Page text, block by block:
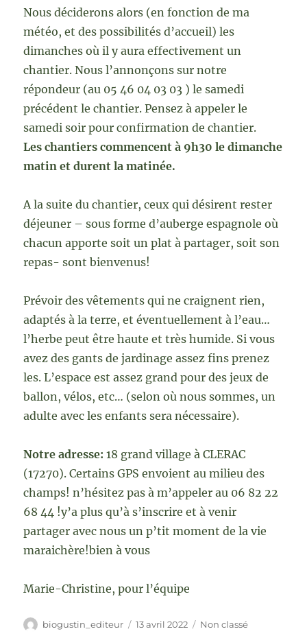
Nous déciderons alors (en fonction de ma
météo, et des possibilités d’accueil) les
dimanches où il y aura effectivement un
chantier. Nous l’annonçons sur notre
répondeur (au 05 46 04 03 03 ) le samedi
précédent le chantier. Pensez à appeler le
samedi soir pour confirmation de chantier.
Les chantiers commencent à 9h30 le dimanche
matin et durent la matinée.
A la suite du chantier, ceux qui désirent rester
déjeuner – sous forme d’auberge espagnole où
chacun apporte soit un plat à partager, soit son
repas- sont bienvenus!
Prévoir des vêtements qui ne craignent rien,
adaptés à la terre, et éventuellement à l’eau…
l’herbe peut être haute et très humide. Si vous
avez des gants de jardinage assez fins prenez
les. L’espace est assez grand pour des jeux de
ballon, vélos, etc… (selon où nous sommes, un
adulte avec les enfants sera nécessaire).
Notre adresse:18 grand village à CLERAC
(17270). Certains GPS envoient au milieu des
champs! n’hésitez pas à m’appeler au 06 82 22
68 44 !y’a plus qu’à s’inscrire et à venir
partager avec nous un p’tit moment de la vie
maraichère!bien à vous
Marie-Christine, pour l’équipe
Auteur
biogustin_editeur
Publié
13 avril 2022 Catégories
Non classé